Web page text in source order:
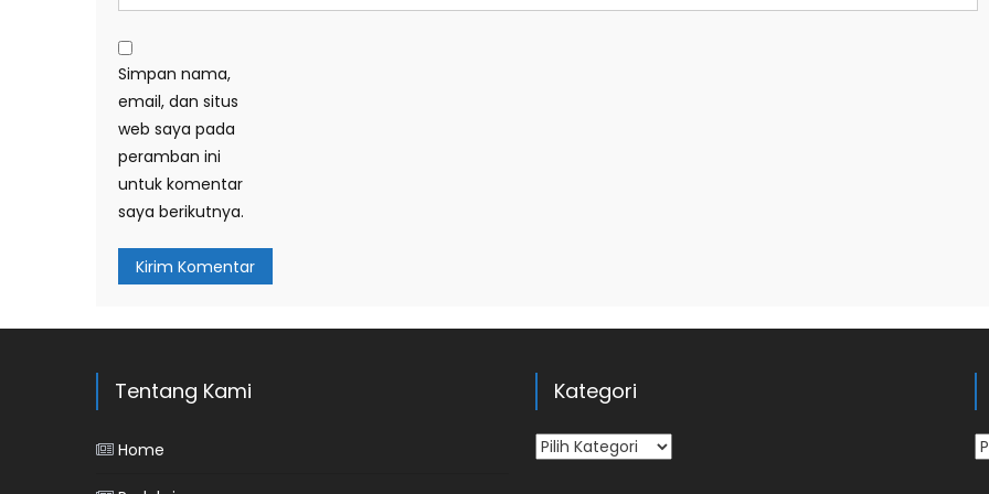
Simpan nama,
email, dan situs
web saya pada
peramban ini
untuk komentar
saya berikutnya.
Tentang Kami
Home
Kategori
Kategori